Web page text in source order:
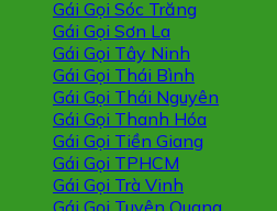
Gái Gọi Sóc Trăng
Gái Gọi Sơn La
Gái Gọi Tây Ninh
Gái Gọi Thái Bình
Gái Gọi Thái Nguyên
Gái Gọi Thanh Hóa
Gái Gọi Tiền Giang
Gái Gọi TPHCM
Gái Gọi Trà Vinh
Gái Gọi Tuyên Quang